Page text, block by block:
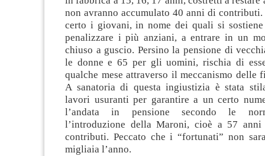
non avranno accumulato 40 anni di
certo i giovani, in nome dei quali si
penalizzare i più anziani, a entrare in un
chiuso a guscio. Persino la pensione di
le donne e 65 per gli uomini, rischia di
qualche mese attraverso il meccanismo delle
A sanatoria di questa ingiustizia è stata
lavori usuranti per garantire a un certo
l’andata in pensione secondo le
l’introduzione della Maroni, cioè a 57
contributi. Peccato che i “fortunati” non
migliaia l’anno.